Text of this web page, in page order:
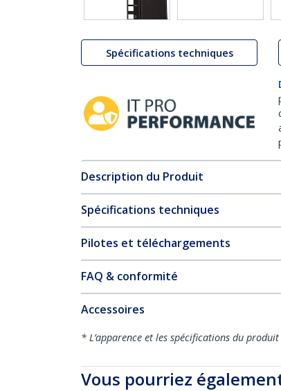
Spécifications techniques
Description du Produit
Spécifications techniques
Pilotes et téléchargements
FAQ & conformité
Accessoires
* L’apparence et les spécifications du
Vous pourriez